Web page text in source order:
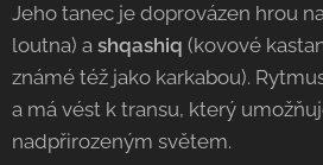
Jeho tanec je doprovázen hrou
loutna) a shqashiq (kovové
známé též jako karkabou).
a má vést k transu, který
nadpřirozeným světem.